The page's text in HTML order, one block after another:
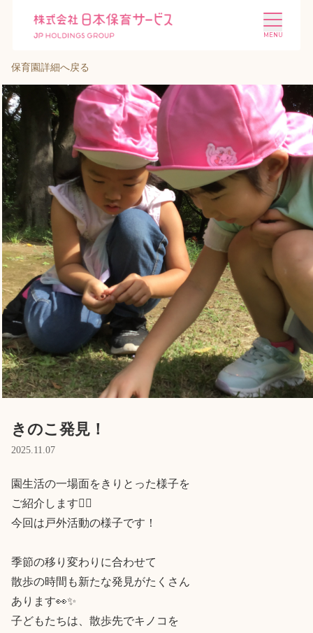
施設を探す 選ばれる理由
会社概要 ニュース
投資家情報 採用情報
Language
ホーム
利用者の声
保育園詳細へ戻る
きのこ発見！
2025.11.07
園生活の一場面をきりとった様子を
ご紹介します💁‍♀️
今回は戸外活動の様子です！
季節の移り変わりに合わせて
散歩の時間も新たな発見がたくさん
あります👀✨
子どもたちは、散歩先でキノコを